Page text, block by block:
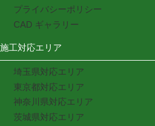
プライバシーポリシー
CAD ギャラリー
施工対応エリア
埼玉県対応エリア
東京都対応エリア
神奈川県対応エリア
茨城県対応エリア